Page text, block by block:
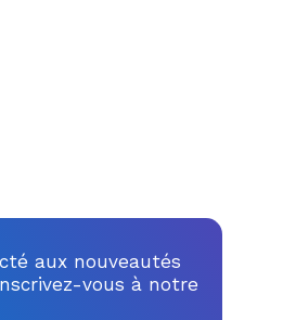
aux nouveautés
vous à notre